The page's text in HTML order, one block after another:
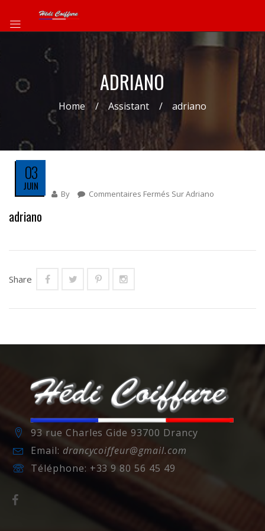
ADRIANO
Home Assistant adriano
03
JUIN
By Commentaires Fermés Sur Adriano
adriano
Share
93 rue Charles Gide 93700 Drancy
Email: drancycoiffeur@gmail.com
Téléphone: +33 9 80 56 45 49